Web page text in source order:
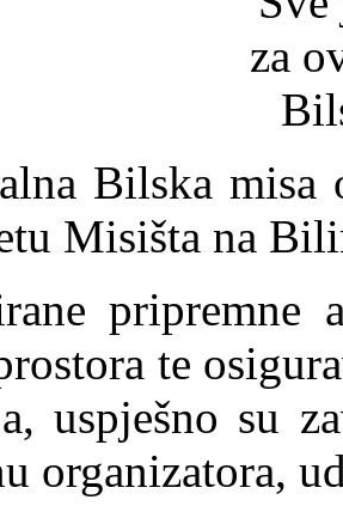
Bilska misa
Misišta na
te
uspješno su
organizatora,